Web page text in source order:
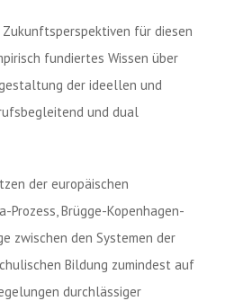
für diesen
fundiertes Wissen über
der ideellen und
und dual
der europäischen
Prozess, Brügge-Kopenhagen-
zwischen den Systemen der
Bildung zumindest auf
durchlässiger